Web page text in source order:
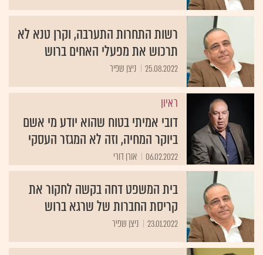
רשות התחרות התערבה, וקרן טנא לא
תרכוש את מפעלי האחים ברוש
25.08.2022 ניצן שפיר
ראיון
דובי אמיתי בטוח שהוא יודע מי אשם
ביוקר המחיה, וזה לא המגזר העסקי
06.02.2022 אורן דורי
בית המשפט דחה בקשה לחקור את
קריסת החברות של שרגא ברוש
23.01.2022 ניצן שפיר